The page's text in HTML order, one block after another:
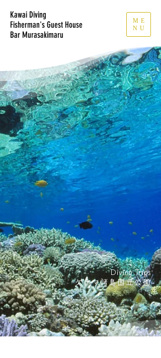
Kawai Diving
Fisherman's Guest House
​Bar Murasakimaru
ME
NU
Diving Trips
ケラマ諸島国立公園